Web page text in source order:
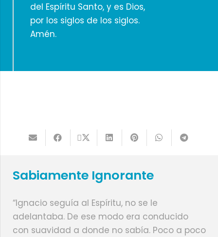
del Espíritu Santo, y es Dios,
por los siglos de los siglos.
Amén.
Sabiamente Ignorante
“Ignacio seguía al Espíritu, no se le
adelantaba. De ese modo era conducido
con suavidad a donde no sabía. Poco a poco